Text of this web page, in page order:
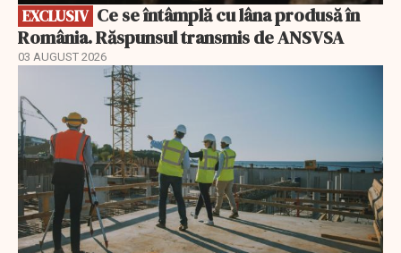
EXCLUSIV
România. Răspunsul transmis de ANSVSA
03 AUGUST 2026